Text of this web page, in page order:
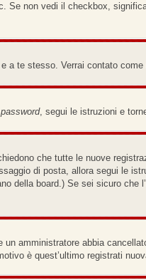
Se non vedi il checkbox,
a te stesso. Verrai contato
, segui le istruzioni e
che tutte le nuove
di posta, allora segui le
della board.) Se sei sicuro che
amministratore abbia
è quest’ultimo registrati